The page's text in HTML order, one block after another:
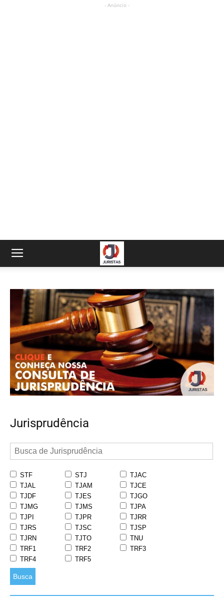
- Anúncio -
Jurisprudência
STF STJ
TJAC
TJAL
TJAM
TJCE
TJDF
TJES
TJGO
TJMG
TJMS
TJPA
TJPI
TJPR
TJRR
TJRS
TJSC
TJSP
TJRN
TJTO
TNU
TRF1
TRF2
TRF3
TRF4
TRF5
Busca